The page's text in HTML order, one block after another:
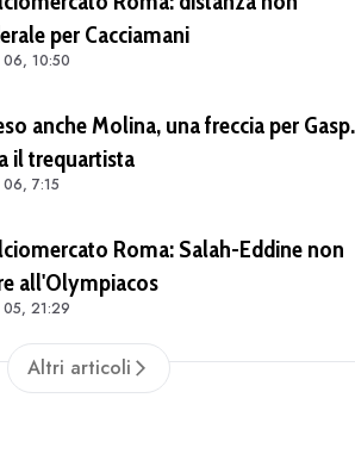
per Cacciamani
06, 10:50
anche Molina, una freccia per Gasp.
il trequartista
7:15
Roma: Salah-Eddine non
all'Olympiacos
05, 21:29
Altri articoli